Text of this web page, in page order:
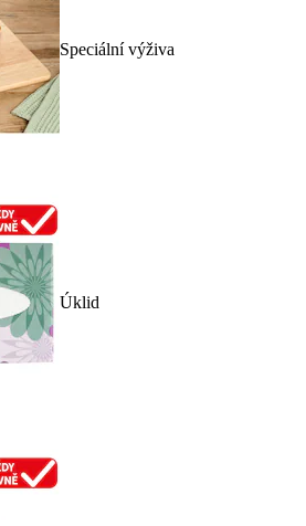
Speciální výživa
Úklid